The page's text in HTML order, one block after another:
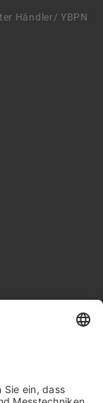
Händler/ YBPN